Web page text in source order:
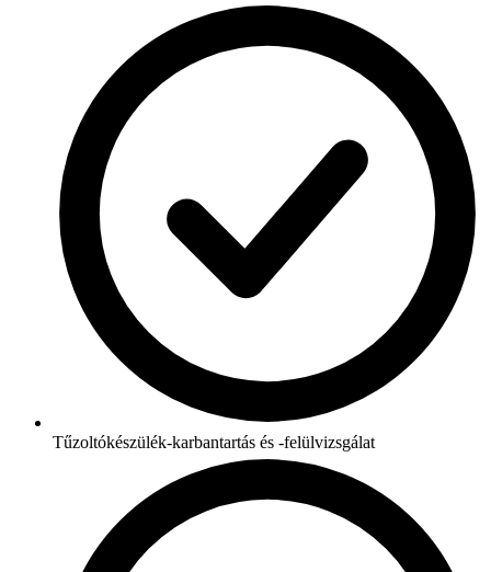
Tűzoltókészülék-karbantartás és -felülvizsgálat